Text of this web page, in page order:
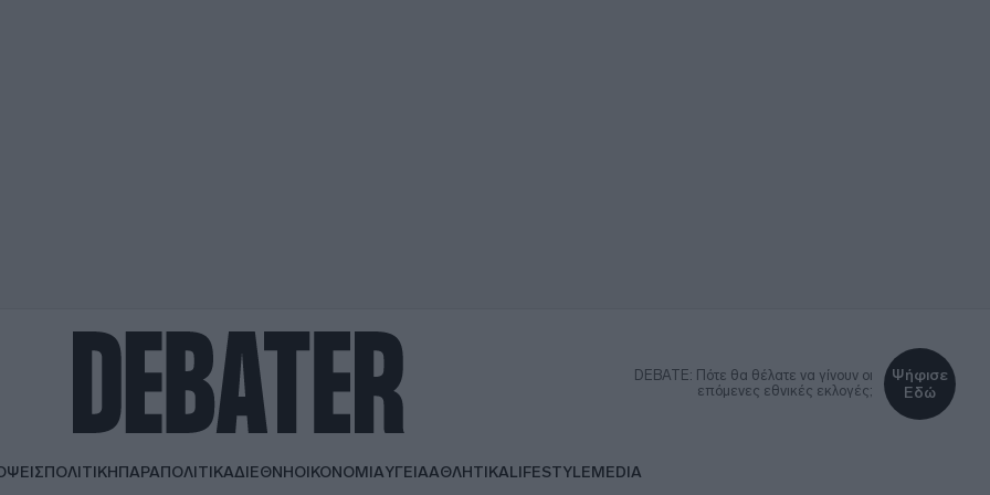
DEBATE: Πότε θα θέλατε να γίνουν οι
επόμενες εθνικές εκλογές;
Ψήφισε
Εδώ
ΠΟΛΙΤΙΚΗΠΑΡΑΠΟΛΙΤΙΚΑΔΙΕΘΝΗΟΙΚΟΝΟΜΙΑΥΓΕΙΑΑΘΛΗΤΙΚΑLIFESTYLEMEDIA